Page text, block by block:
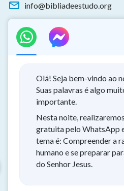
info@bibliadeestudo.org
Sobre o retorno do
Você quer dar as boas-vindas ao
oportunidade de receber a
Olá! Seja bem-vindo ao
Suas palavras é algo
importante.
Nesta noite,
gratuita pelo WhatsApp
tema é: Compreender a
humano e se preparar
do Senhor Jesus.